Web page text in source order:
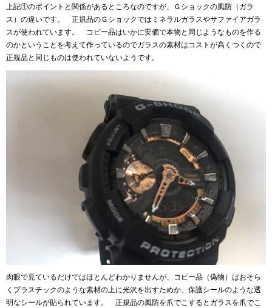
上記①のポイントと関係があるところなのですが、Ｇショックの風防（ガラ
ス）の違いです。 正規品のＧショックではミネラルガラスやサファイアガラ
スが使われています。 コピー品はいかに安価で本物と同じようなものを作る
のかということを考えて作っているのでガラスの素材はコストが高くつくので
正規品と同じものは使われていないようです。
肉眼で見ているだけではほとんどわかりませんが、コピー品（偽物）はおそら
くプラスチックのような素材の上に光沢を出すためか、保護シールのような透
明なシールが貼られています。 正規品の風防を爪でこするとガラスを爪でこ